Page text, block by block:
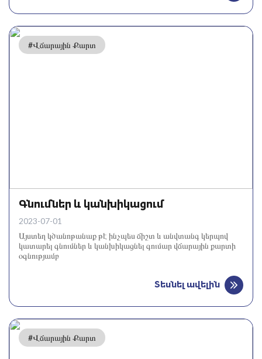
#Վճարային Քարտ
Գնումներ և կանխիկացում
2023-07-01
Այստեղ կծանոթանաք թէ ինչպես ճիշտ և անվտանգ կերպով
կատարել գնումներ և կանխիկացնել գումար վճարային քարտի
օգնությամբ
Տեսնել ավելին
#Վճարային Քարտ